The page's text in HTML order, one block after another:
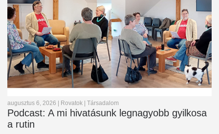
augusztus 6, 2026 Rovatok Társadalom
Podcast: A mi hivatásunk legnagyobb gyilkosa
a rutin